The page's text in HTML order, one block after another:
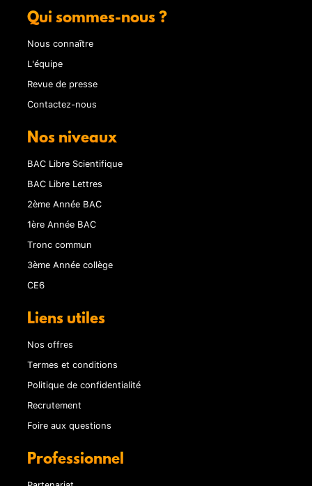
Qui sommes-nous ?
Nous connaître
L'équipe
Revue de presse
Contactez-nous
Nos niveaux
BAC Libre Scientifique
BAC Libre Lettres
2ème Année BAC
1ère Année BAC
Tronc commun
3ème Année collège
CE6
Liens utiles
Nos offres
Termes et conditions
Politique de confidentialité
Recrutement
Foire aux questions
Professionnel